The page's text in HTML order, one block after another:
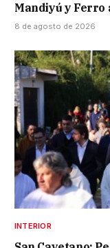
Mandiyú y
8 de agosto de 2026
INTERIOR